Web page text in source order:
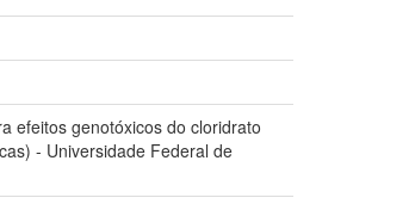
efeitos genotóxicos do cloridrato
- Universidade Federal de